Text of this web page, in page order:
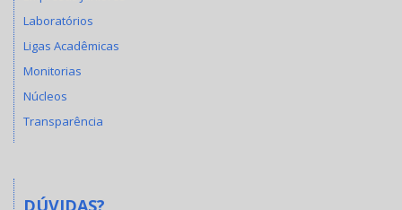
Laboratórios
Ligas Acadêmicas
Monitorias
Núcleos
Transparência
DÚVIDAS?